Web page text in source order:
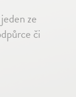
ze
či